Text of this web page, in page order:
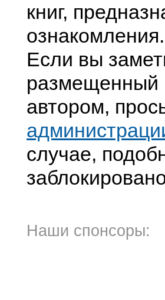
книг,
ознакомления.
Если вы
размещенный
автором,
случае,
Наши спонсоры: